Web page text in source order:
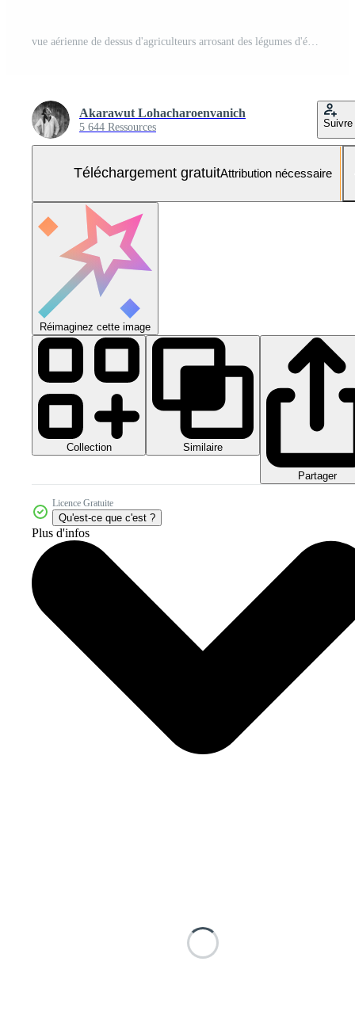
Akarawut Lohacharoenvanich
5 644 Ressources Suivre
Téléchargement gratuitAttribution nécessaire
Réimaginez cette image
Collection Similaire
Partager
Licence Gratuite
Qu'est-ce que c'est ?
Plus d'infos